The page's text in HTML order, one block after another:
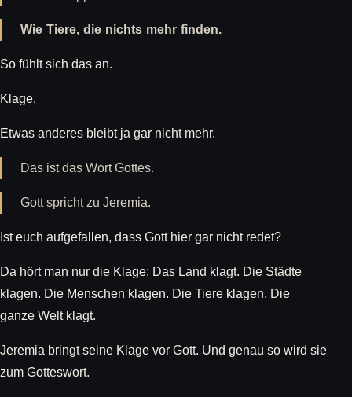
Wie Tiere, die nichts mehr finden.
So fühlt sich das an.
Klage.
Etwas anderes bleibt ja gar nicht mehr.
Das ist das Wort Gottes.
Gott spricht zu Jeremia.
Ist euch aufgefallen, dass Gott hier gar nicht redet?
Da hört man nur die Klage: Das Land klagt. Die Städte
klagen. Die Menschen klagen. Die Tiere klagen. Die
ganze Welt klagt.
Jeremia bringt seine Klage vor Gott. Und genau so wird sie
zum Gotteswort.